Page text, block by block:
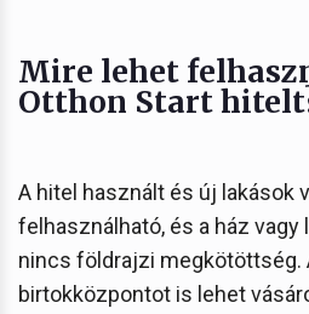
Mire lehet
Otthon Start
A hitel használt és új lakások
felhasználható, és a ház vagy
nincs földrajzi megkötöttség.
birtokközpontot is lehet